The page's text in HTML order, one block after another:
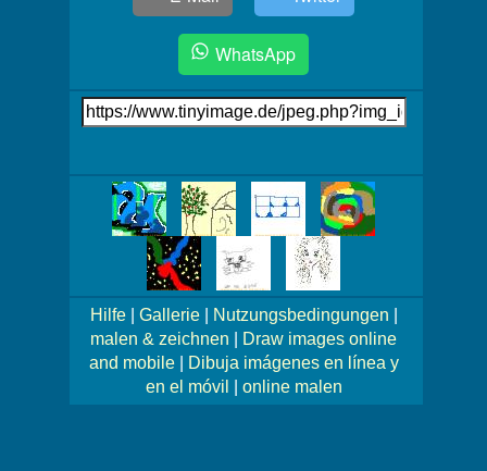
WhatsApp
Link
auf's
Mehr
Bilder!
Hilfe| Gallerie| Nutzungsbedingungen
malen & zeichnen
Draw images online
and mobile|
Dibuja imágenes en línea y
en el móvil
online malen